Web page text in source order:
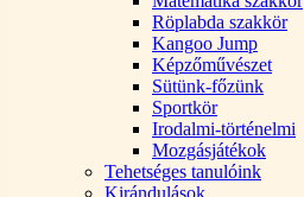
Röplabda szakkör
Kangoo Jump
Képzőművészet
Sütünk-főzünk
Sportkör
Irodalmi-történelmi
Mozgásjátékok
Tehetséges tanulóink
Kirándulások